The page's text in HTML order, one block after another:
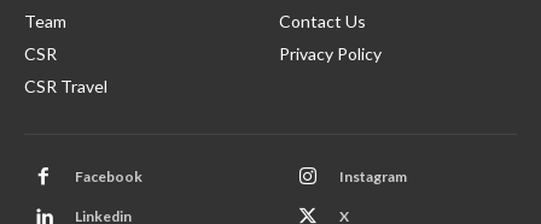
Team
CSR
CSR Travel
Contact Us
Privacy Policy
Facebook Instagram
Linkedin X